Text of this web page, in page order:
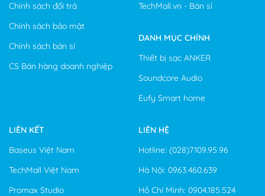
Chính sách đổi trả
Chính sách bảo mật
Chính sách bán sỉ
CS Bán hàng doanh nghiệp
TechMall.vn - Bán sỉ
DANH MỤC CHÍNH
Thiết bị sạc ANKER
Soundcore Audio
Eufy Smart home
LIÊN KẾT
Baseus Việt Nam
TechMall Việt Nam
Promax Studio
LIÊN HỆ
Hotline: (028)7109.95.96
Hà Nội: 0963.460.639
Hồ Chí Minh: 0904.185.524